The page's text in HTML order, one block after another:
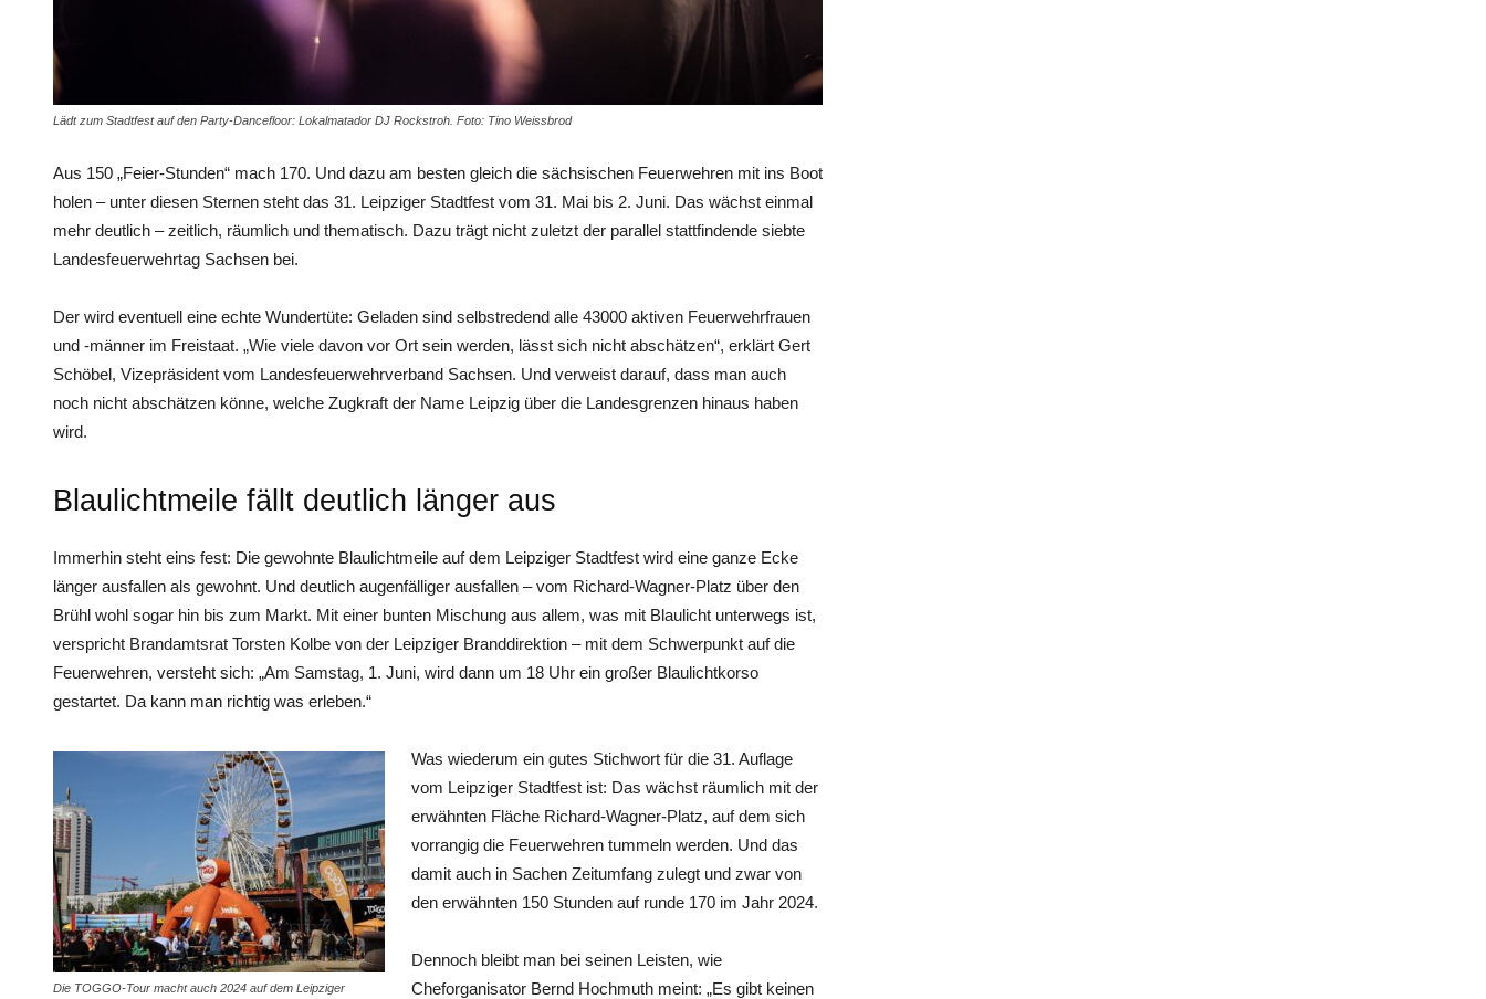
Lädt zum Stadtfest auf den Party-Dancefloor: Lokalmatador DJ Rockstroh. Foto: Tino Weissbrod
Aus 150 „Feier-Stunden“ mach 170. Und dazu am besten gleich die sächsischen Feuerwehren mit ins Boot
holen – unter diesen Sternen steht das 31. Leipziger Stadtfest vom 31. Mai bis 2. Juni. Das wächst einmal
mehr deutlich – zeitlich, räumlich und thematisch. Dazu trägt nicht zuletzt der parallel stattfindende siebte
Landesfeuerwehrtag Sachsen bei.
Der wird eventuell eine echte Wundertüte: Geladen sind selbstredend alle 43000 aktiven Feuerwehrfrauen
und -männer im Freistaat. „Wie viele davon vor Ort sein werden, lässt sich nicht abschätzen“, erklärt Gert
Schöbel, Vizepräsident vom Landesfeuerwehrverband Sachsen. Und verweist darauf, dass man auch
noch nicht abschätzen könne, welche Zugkraft der Name Leipzig über die Landesgrenzen hinaus haben
wird.
Blaulichtmeile fällt deutlich länger aus
Immerhin steht eins fest: Die gewohnte Blaulichtmeile auf dem Leipziger Stadtfest wird eine ganze Ecke
länger ausfallen als gewohnt. Und deutlich augenfälliger ausfallen – vom Richard-Wagner-Platz über den
Brühl wohl sogar hin bis zum Markt. Mit einer bunten Mischung aus allem, was mit Blaulicht unterwegs ist,
verspricht Brandamtsrat Torsten Kolbe von der Leipziger Branddirektion – mit dem Schwerpunkt auf die
Feuerwehren, versteht sich: „Am Samstag, 1. Juni, wird dann um 18 Uhr ein großer Blaulichtkorso
gestartet. Da kann man richtig was erleben.“
Die TOGGO-Tour macht auch 2024 auf dem Leipziger
Was wiederum ein gutes Stichwort für die 31. Auflage
vom Leipziger Stadtfest ist: Das wächst räumlich mit der
erwähnten Fläche Richard-Wagner-Platz, auf dem sich
vorrangig die Feuerwehren tummeln werden. Und das
damit auch in Sachen Zeitumfang zulegt und zwar von
den erwähnten 150 Stunden auf runde 170 im Jahr 2024.
Dennoch bleibt man bei seinen Leisten, wie
Cheforganisator Bernd Hochmuth meint: „Es gibt keinen